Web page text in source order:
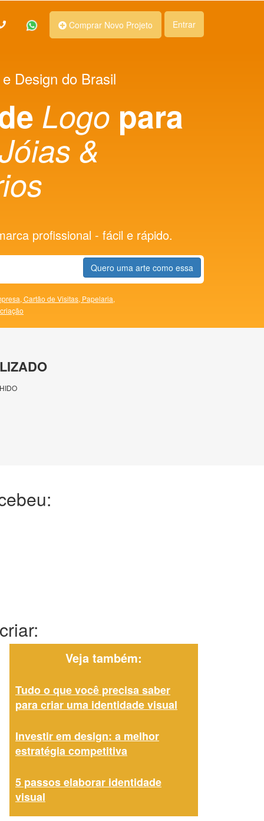
Comprar Novo Projeto Entrar
Design do Brasil
Logo para
&
profissional - fácil e rápido.
Quero uma arte como essa
Cartão de Visitas, Papelaria,
Veja também:
Tudo o que você precisa saber
para criar uma identidade visual
Investir em design: a melhor
estratégia competitiva
5 passos elaborar identidade
visual